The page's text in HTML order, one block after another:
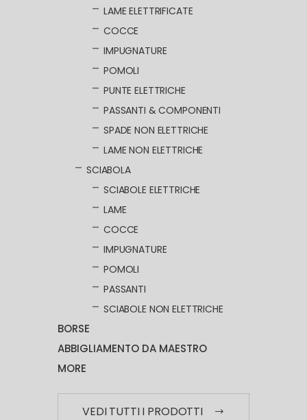
LAME ELETTRIFICATE
COCCE
IMPUGNATURE
POMOLI
PUNTE ELETTRICHE
PASSANTI & COMPONENTI
SPADE NON ELETTRICHE
LAME NON ELETTRICHE
SCIABOLA
SCIABOLE ELETTRICHE
LAME
COCCE
IMPUGNATURE
POMOLI
PASSANTI
SCIABOLE NON ELETTRICHE
BORSE
ABBIGLIAMENTO DA MAESTRO
MORE
VEDI TUTTI I PRODOTTI